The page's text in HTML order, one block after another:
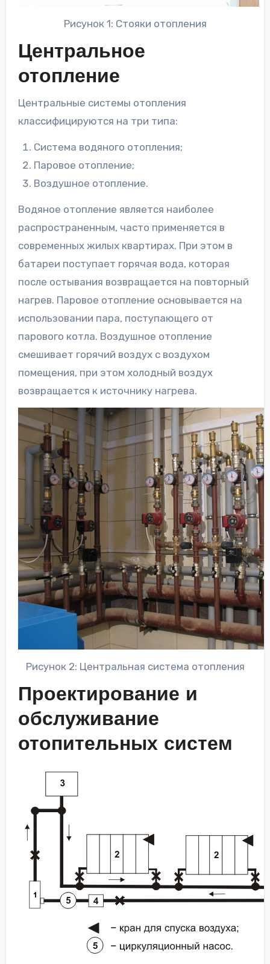
Рисунок 1: Стояки отопления
Центральное
отопление
Центральные системы отопления
классифицируются на три типа:
Система водяного отопления;
Паровое отопление;
Воздушное отопление.
Водяное отопление является наиболее
распространенным, часто применяется в
современных жилых квартирах. При этом в
батареи поступает горячая вода, которая
после остывания возвращается на повторный
нагрев. Паровое отопление основывается на
использовании пара, поступающего от
парового котла. Воздушное отопление
смешивает горячий воздух с воздухом
помещения, при этом холодный воздух
возвращается к источнику нагрева.
Рисунок 2: Центральная система отопления
Проектирование и
обслуживание
отопительных систем